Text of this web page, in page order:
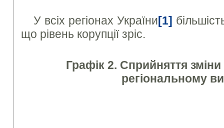
У всіх регіонах України[1]
що рівень корупції зріс.
Графік 2. Сприйняття зміни
регіональному